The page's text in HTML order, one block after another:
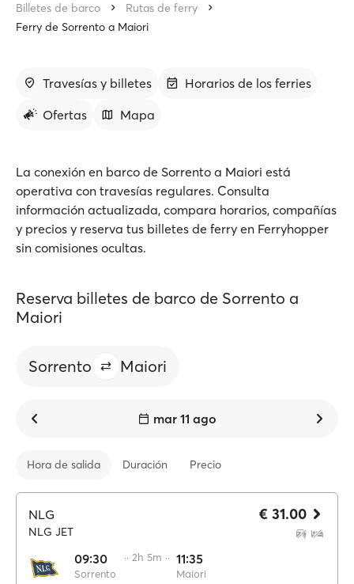
Billetes de barco
Rutas de ferry
Ferry de Sorrento a Maiori
Travesías y billetes
Horarios de los ferries
Ofertas
Mapa
La conexión en barco de Sorrento a Maiori está
operativa con travesías regulares. Consulta
información actualizada, compara horarios, compañías
y precios y reserva tus billetes de ferry en Ferryhopper
sin comisiones ocultas.
Reserva billetes de barco de Sorrento a
Maiori
Sorrento Maiori
mar 11 ago
Hora de salida Duración Precio
NLG
NLG JET
09:30
Sorrento
·· 2h 5m ·· 11:35
Maiori
€ 31.00